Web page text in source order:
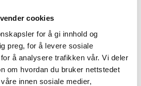
cookies
for å gi innhold og
preg, for å levere sosiale
å analysere trafikken vår. Vi deler
om hvordan du bruker nettstedet
innen sosiale medier,
4 l